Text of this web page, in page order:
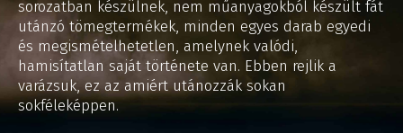
sorozatban készülnek, nem műanyagokból készült fát
utánzó tömegtermékek, minden egyes darab egyedi
és megismételhetetlen, amelynek valódi,
hamisítatlan saját története van. Ebben rejlik a
varázsuk, ez az amiért utánozzák sokan
sokféleképpen.